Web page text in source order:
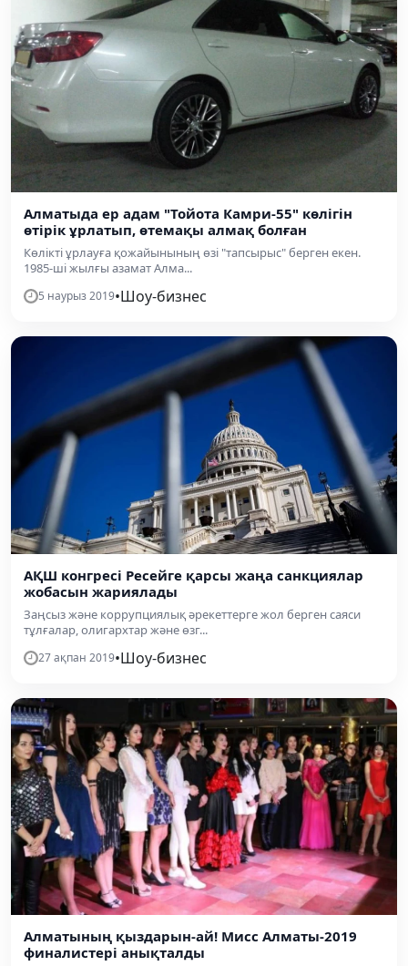
Алматыда ер адам "Тойота Камри-55" көлігін
өтірік ұрлатып, өтемақы алмақ болған
Көлікті ұрлауға қожайынының өзі "тапсырыс" берген екен.
1985-ші жылғы азамат Алма...
5 наурыз 2019•Шоу-бизнес
АҚШ конгресі Ресейге қарсы жаңа санкциялар
жобасын жариялады
Заңсыз және коррупциялық әрекеттерге жол берген саяси
тұлғалар, олигархтар және өзг...
27 ақпан 2019•Шоу-бизнес
Алматының қыздарын-ай! Мисс Алматы-2019
финалистері анықталды